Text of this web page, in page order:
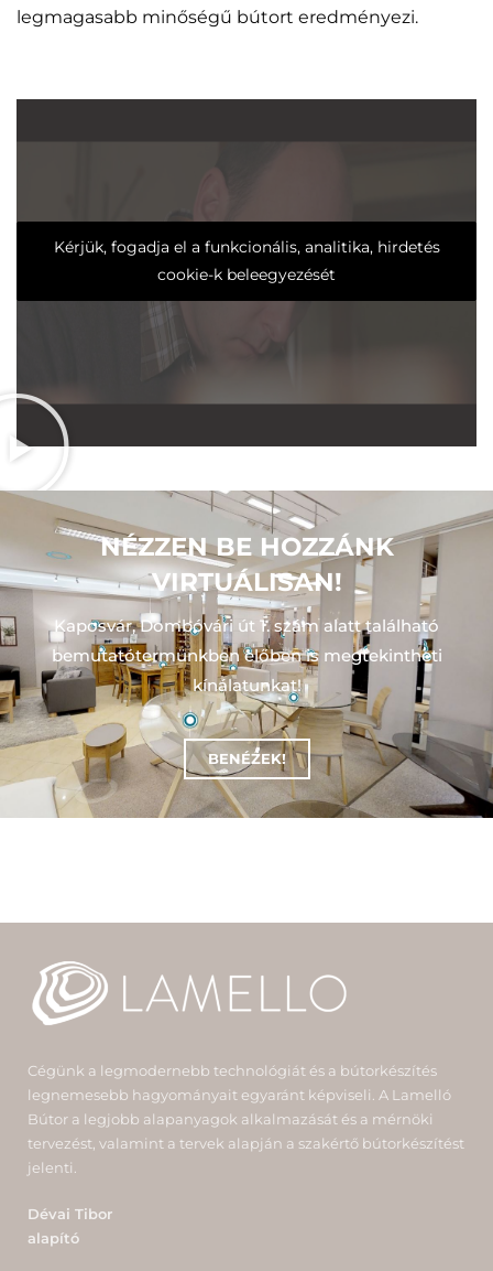
legmagasabb minőségű bútort eredményezi.
Kérjük, fogadja el a funkcionális, analitika, hirdetés
cookie-k beleegyezését
NÉZZEN BE HOZZÁNK
VIRTUÁLISAN!
Kaposvár, Dombóvári út 1. szám alatt található
bemutatótermünkben előben is megtekintheti
kínálatunkat!
BENÉZEK!
Cégünk a legmodernebb technológiát és a bútorkészítés
legnemesebb hagyományait egyaránt képviseli. A Lamelló
Bútor a legjobb alapanyagok alkalmazását és a mérnöki
tervezést, valamint a tervek alapján a szakértő bútorkészítést
jelenti.
Dévai Tibor
alapító